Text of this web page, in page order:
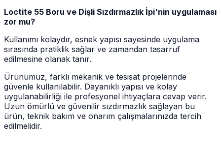
Loctite 55 Boru ve Dişli Sızdırmazlık İpi'nin uygulaması
zor mu?
Kullanımı kolaydır, esnek yapısı sayesinde uygulama
sırasında pratiklik sağlar ve zamandan tasarruf
edilmesine olanak tanır.
Ürünümüz, farklı mekanik ve tesisat projelerinde
güvenle kullanılabilir. Dayanıklı yapısı ve kolay
uygulanabilirliği ile profesyonel ihtiyaçlara cevap verir.
Uzun ömürlü ve güvenilir sızdırmazlık sağlayan bu
ürün, teknik bakım ve onarım çalışmalarınızda tercih
edilmelidir.